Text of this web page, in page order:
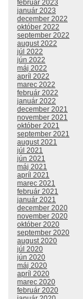
február 2023
január 2023
december 2022
október 2022
september 2022
august 2022
júl 2022
jún 2022
máj 2022
apríl 2022
marec 2022
február 2022
január 2022
december 2021
november 2021
október 2021
september 2021
august 2021
júl 2021
jún 2021
máj 2021
apríl 2021
marec 2021
február 2021
január 2021
december 2020
november 2020
október 2020
september 2020
august 2020
júl 2020
jún 2020
máj 2020
apríl 2020
marec 2020
február 2020